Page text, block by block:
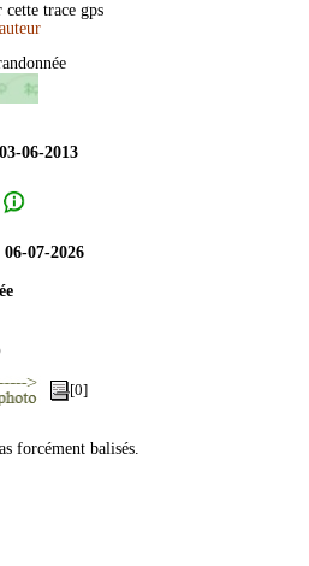
trace gps
03-06-2013
06-07-2026
[0]
forcément balisés.